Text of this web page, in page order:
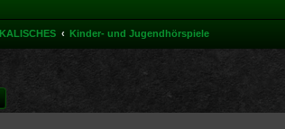
Kinder- und Jugendhörspiele
Erweiterte Suche